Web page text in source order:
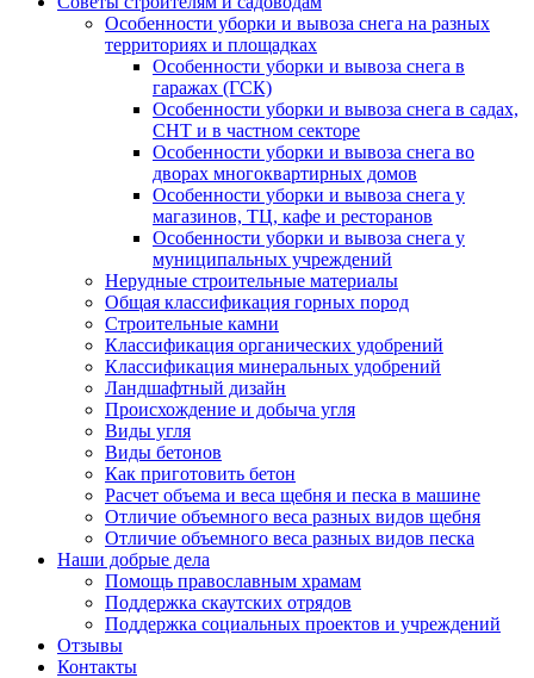
Особенности уборки и вывоза снега на разных
территориях и площадках
Особенности уборки и вывоза снега в
гаражах (ГСК)
Особенности уборки и вывоза снега в садах,
СНТ и в частном секторе
Особенности уборки и вывоза снега во
дворах многоквартирных домов
Особенности уборки и вывоза снега у
магазинов, ТЦ, кафе и ресторанов
Особенности уборки и вывоза снега у
муниципальных учреждений
Нерудные строительные материалы
Общая классификация горных пород
Строительные камни
Классификация органических удобрений
Классификация минеральных удобрений
Ландшафтный дизайн
Происхождение и добыча угля
Виды угля
Виды бетонов
Как приготовить бетон
Расчет объема и веса щебня и песка в машине
Отличие объемного веса разных видов щебня
Отличие объемного веса разных видов песка
Наши добрые дела
Помощь православным храмам
Поддержка скаутских отрядов
Поддержка социальных проектов и учреждений
Отзывы
Контакты